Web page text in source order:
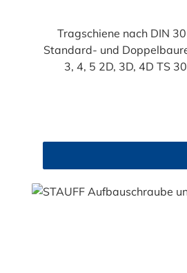
Tragschiene nach DIN
Standard- und Doppelbaureihe: Abmessung passende Baugrößen der Standard-Baureihe passende Baugrößen der Doppel-Baureihe TS